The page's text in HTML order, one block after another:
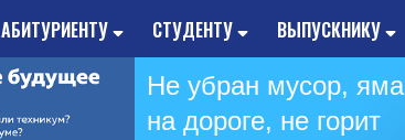
АБИТУРИЕНТУ СТУДЕНТУ ВЫПУСКНИКУ
Не убран мусор, яма
на дороге, не горит